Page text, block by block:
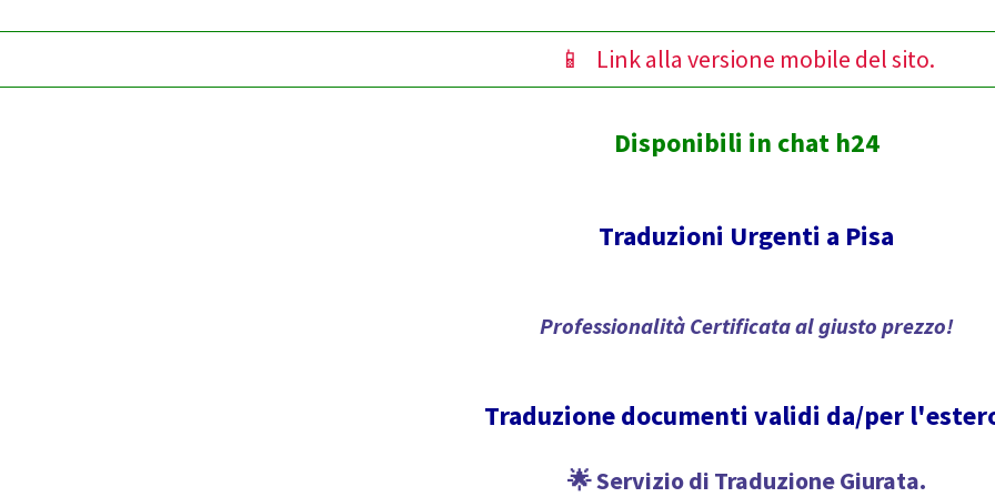
📱 Link alla versione mobile del sito.
Disponibili in chat h24
Traduzioni Urgenti a Pisa
Professionalità Certificata al giusto prezzo!
Traduzione documenti validi da/per
🌟 Servizio di Traduzione Giurata.